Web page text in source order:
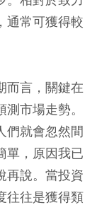
通常可獲得較
而言，關鍵在
市場走勢。
們就會忽然間
單，原因我已
再說。當投資
往往是獲得類